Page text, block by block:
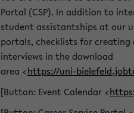
Portal (CSP). In addition to
student assistantships at our
portals, checklists for
interviews in the download
area <https://uni-
[Button: Event Calendar <